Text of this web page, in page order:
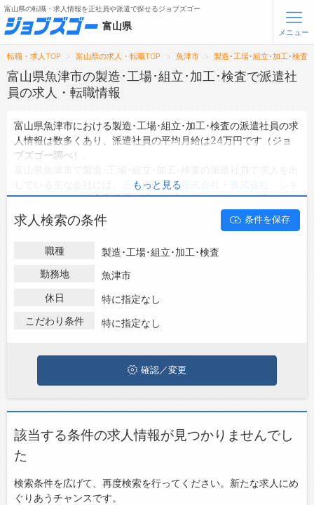
無料会員登録 ログイン
トップ
詳細情報で求人を探す
転職支援サービスについて
転職ノウハウ(応募書類の書き方・面接対策など)
転職・採用コラム
ジョブズゴーについて
お問い合わせ
富山県の転職・求人情報を正社員や派遣で探せるジョブズゴー
富山県
メニュー
転職・求人TOP 富山県の求人・転職TOP 魚津市 製造･工場･組立･加工･検査
富山県魚津市の製造･工場･組立･加工･検査で派遣社
員の求人・転職情報
富山県魚津市における製造･工場･組立･加工･検査の派遣社員の求
人情報は数多くあり、派遣社員の平均月給は24万円です（ジョ
ブズゴー調べ）。
三井自動車 株式会社
ノハイテック・栄産業株式会社 魚津工場などがあり、未経験や
短期等ご希望の条件で絞り込みができます。
富山県魚津市の地域密着型の求人サイトであるジョブズゴーでは
富山県魚津市の派遣社員として働ける製造･工場･組立･加工･検査
の求人情報を2件取り扱っています。
ハローワークにはない求人も多数扱っており、転職だけでなく、
魚津市で製造･工場･組立･加工･検査の派遣社員の求人・転職情報
を探している方は、ぜひ興味のある職種に応募してみてください
もっと見る
求人検索の条件 条件を保存
職種
製造･工場･組立･加工･検査
勤務地
魚津市
休日
特に指定なし
こだわり条件
特に指定なし
確認／変更
該当する条件の求人情報が見つかりませんでし
た
検索条件を広げて、再度検索を行ってください。新たな求人にめ
ぐりあうチャンスです。